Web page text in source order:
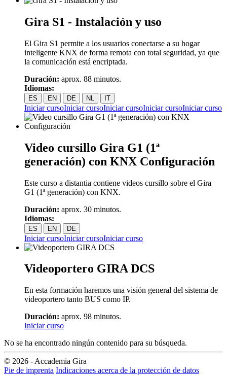
Gira S1 - Instalación y uso
El Gira S1 permite a los usuarios conectarse a su hogar
inteligente KNX de forma remota con total seguridad, ya que
la comunicación está encriptada.
Duración: aprox. 88 minutos.
Idiomas:
ES EN DE NL IT
Iniciar cursoIniciar cursoIniciar cursoIniciar cursoIniciar curso
Video cursillo Gira G1 (1ª
generación) con KNX Configuración
Este curso a distantia contiene videos cursillo sobre el Gira
G1 (1ª generación) con KNX.
Duración: aprox. 30 minutos.
Idiomas:
ES EN DE
Iniciar cursoIniciar cursoIniciar curso
Videoportero GIRA DCS
En esta formación haremos una visión general del sistema de
videoportero tanto BUS como IP.
Duración: aprox. 98 minutos.
Iniciar curso
No se ha encontrado ningún contenido para su búsqueda.
© 2026 - Accademia Gira
Pie de imprenta Indicaciones acerca de la protección de datos